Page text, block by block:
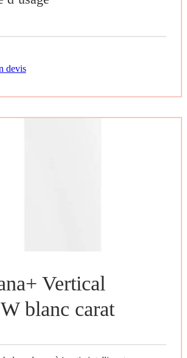
devis
Vertical
blanc carat